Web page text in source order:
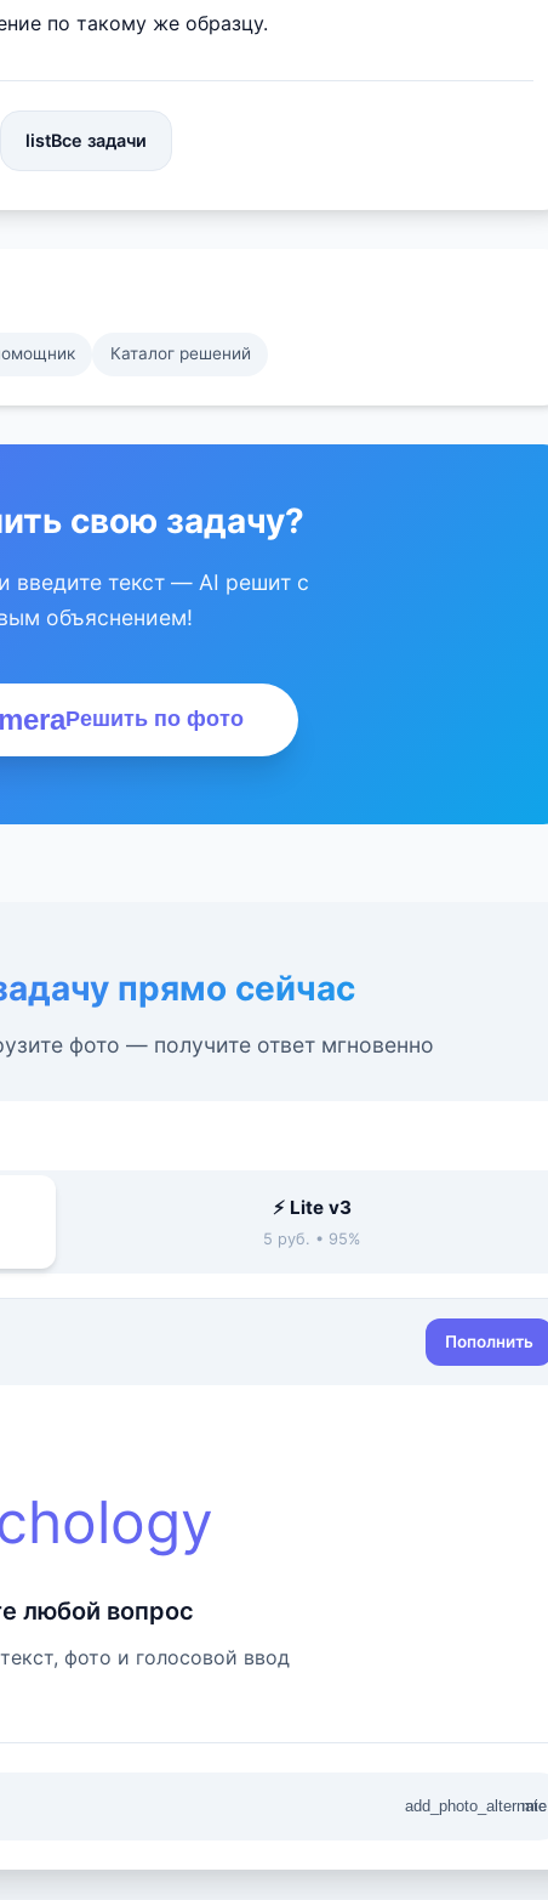
по такому же образцу.
listВсе задачи
Каталог решений
свою задачу?
введите текст — AI решит с
объяснением!
Решить по фото
прямо сейчас
фото — получите ответ мгновенно
⚡ Lite v3
5 руб. • 95%
Пополнить
любой вопрос
фото и голосовой ввод
add_photo_alternate
mic